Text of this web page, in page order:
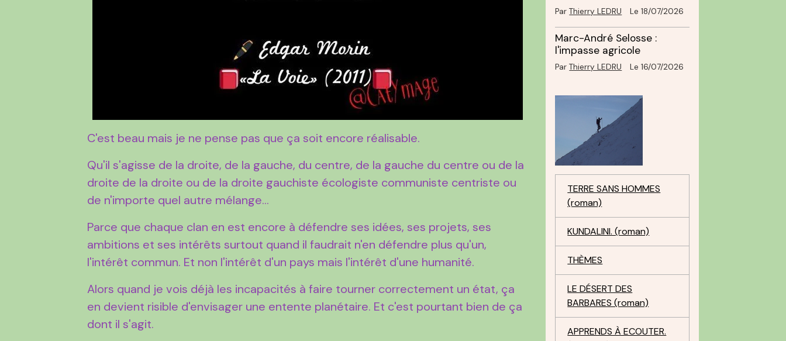
C'est beau mais je ne pense pas que ça soit encore réalisable.
Qu'il s'agisse de la droite, de la gauche, du centre, de la gauche du centre ou de la
droite de la droite ou de la droite gauchiste écologiste communiste centriste ou
de n'importe quel autre mélange...
Parce que chaque clan en est encore à défendre ses idées, ses projets, ses
ambitions et ses intérêts surtout quand il faudrait n'en défendre plus qu'un,
l'intérêt commun. Et non l'intérêt d'un pays mais l'intérêt d'une humanité.
Alors quand je vois déjà les incapacités à faire tourner correctement un état, ça
en devient risible d'envisager une entente planétaire. Et c'est pourtant bien de ça
dont il s'agit.
ParThierry LEDRU Le 18/07/2026
Marc-André Selosse :
l'impasse agricole
ParThierry LEDRU Le 16/07/2026
TERRE SANS HOMMES
(roman)
KUNDALINI. (roman)
THÈMES
LE DÉSERT DES
BARBARES (roman)
APPRENDS À ECOUTER.